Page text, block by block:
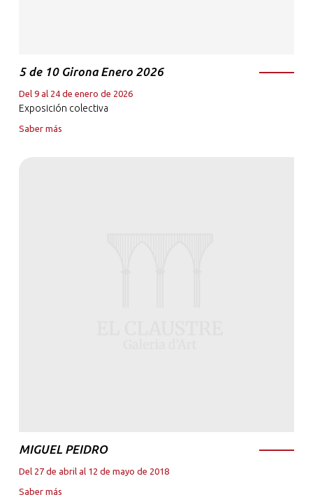
5 de 10 Girona Enero 2026
Del 9 al 24 de enero de 2026
Exposición colectiva
Saber más
MIGUEL PEIDRO
Del 27 de abril al 12 de mayo de 2018
Saber más